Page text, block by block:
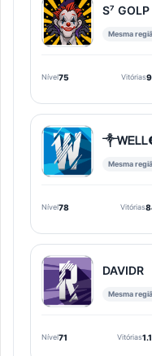
S⁷
Mesma
Nível75 Vitórias
Mesma
Nível78 Vitórias
DAVIDㅤRㅤㅤㅤ
Mesma
Nível71 Vitórias